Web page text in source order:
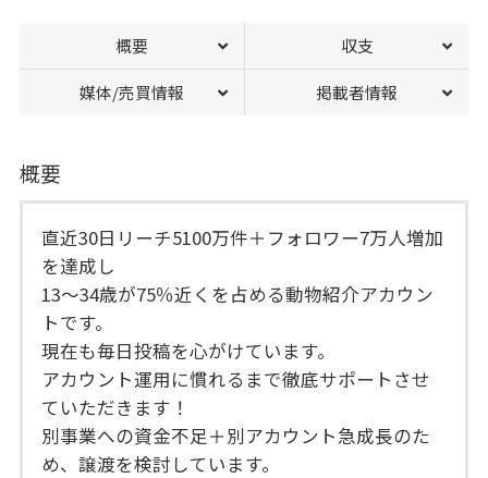
概要 収支
媒体/売買情報 掲載者情報
概要
直近30日リーチ5100万件＋フォロワー7万人増加
を達成し
13〜34歳が75％近くを占める動物紹介アカウン
トです。
現在も毎日投稿を心がけています。
アカウント運用に慣れるまで徹底サポートさせ
ていただきます！
別事業への資金不足＋別アカウント急成長のた
め、譲渡を検討しています。